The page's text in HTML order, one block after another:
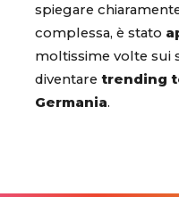
spiegare
complessa, è stato
moltissime volte sui
diventare trending
Germania.